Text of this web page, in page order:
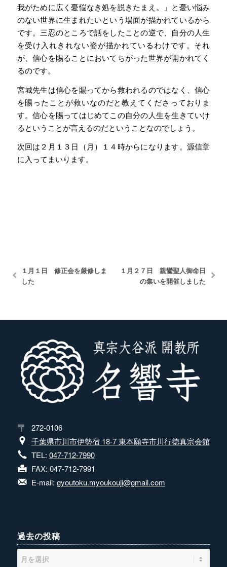
我がために広く憂悩なき処を説きたまえ。」と憂い悩み
のない世界に生まれたいという場面が描かれているから
です。三忍のところで話をしたことの逆で、自分の人生
を受け入れきれない姿が描かれているわけです。それ
が、信心を賜ることにおいてちがった世界が開かれてく
るのです。
宮城先生は信心を賜ってから救われるのではなく、信心
を賜ったことが救いなのだと教えてくださっておりま
す。信心を賜ってはじめてこの自分の人生を生きていけ
るということが言えるのだということなのでしょう。
次回は２月１３日（月）１４時からになります。源信章
に入ってまいります。
１月１日 修正会を厳修しま
した
１月２７日 親鸞聖人御命日
の集いを開催しました
272-0106
千葉県市川市伊勢宿 18-7 東本願寺市川行徳真宗会館
TEL: 047-712-7990
FAX: 047-712-7991
E-mail: gyoutoku.myoukouji@gmail.com
過去の投稿